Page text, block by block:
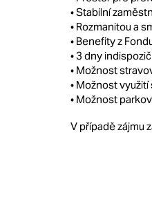
• Stabilní
• Rozmanitou a
• Benefity z
• 3 dny
• Možnost
• Možnost
• Možnost
V případě zájmu